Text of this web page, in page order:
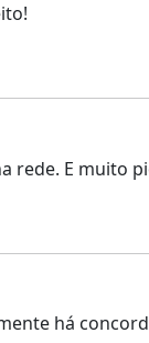
rede. E muito
há